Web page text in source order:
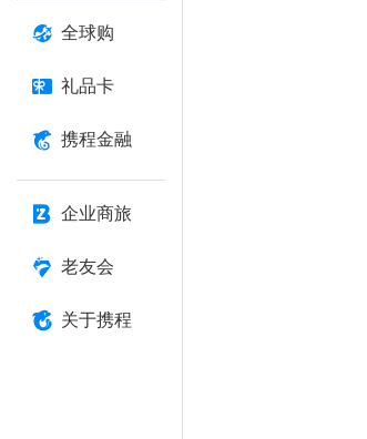
全球购
礼品卡
携程金融
企业商旅
老友会
关于携程